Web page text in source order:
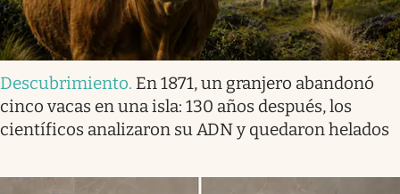
Descubrimiento. En 1871, un granjero abandonó
cinco vacas en una isla: 130 años después, los
científicos analizaron su ADN y quedaron helados